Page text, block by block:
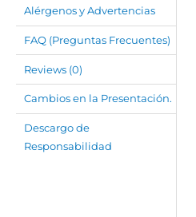
Alérgenos y Advertencias
FAQ (Preguntas Frecuentes)
Reviews (0)
Cambios en la Presentación.
Descargo de
Responsabilidad